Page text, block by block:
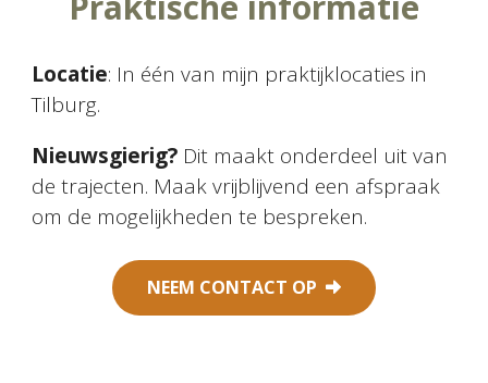
Locatie: In één van mijn praktijklocaties in
Tilburg.
Nieuwsgierig?Dit maakt onderdeel uit van
de trajecten. Maak vrijblijvend een afspraak
om de mogelijkheden te bespreken.
NEEM CONTACT OP